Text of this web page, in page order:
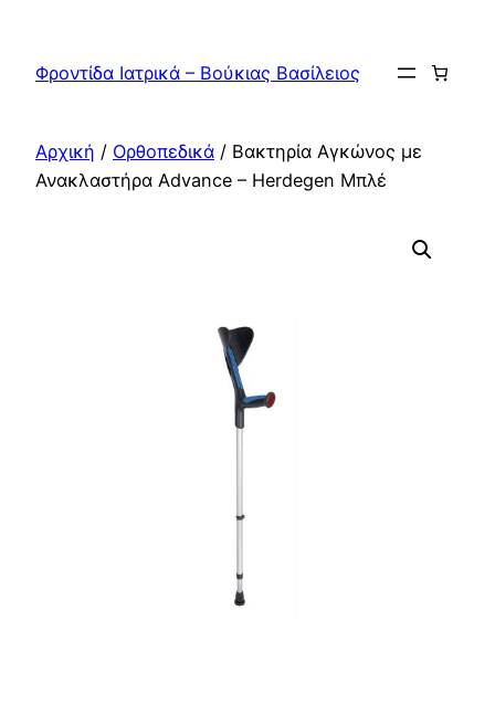
περιεχόμενο
Φροντίδα Ιατρικά – Βούκιας Βασίλειος
Αρχική / Ορθοπεδικά / Βακτηρία Αγκώνος με
Ανακλαστήρα Advance – Herdegen Μπλέ